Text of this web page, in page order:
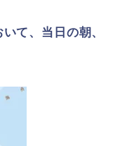
て、当日の朝、